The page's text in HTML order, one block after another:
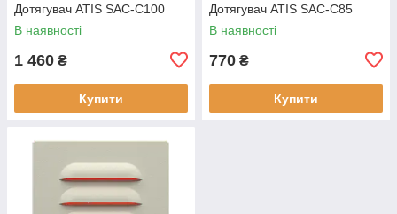
Дотягувач ATIS SAC-C100
В наявності
1 460 ₴
Купити
Дотягувач ATIS SAC-C85
В наявності
770 ₴
Купити